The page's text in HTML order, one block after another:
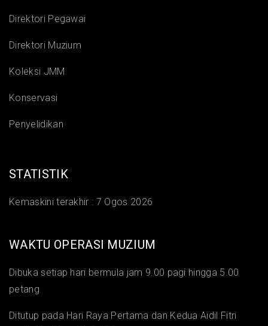
Direktori Pegawai
Direktori Muzium
Koleksi JMM
Konservasi
Penyelidikan
STATISTIK
Kemaskini terakhir : 7 Ogos 2026
WAKTU OPERASI MUZIUM
Dibuka setiap hari bermula jam 9.00 pagi hingga 5.00
petang
Ditutup pada Hari Raya Pertama dan Kedua Aidil Fitri